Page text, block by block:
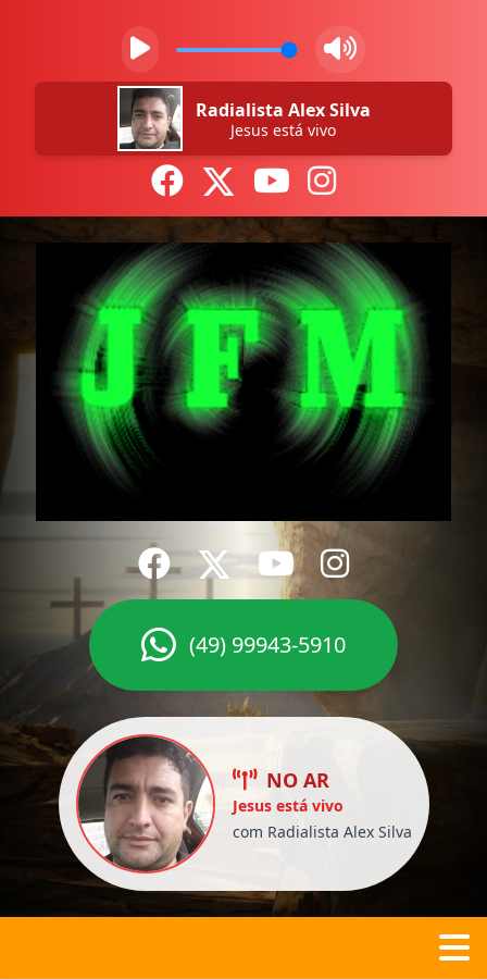
Radialista Alex Silva
Jesus está vivo
(49) 99943-5910
NO AR
Jesus está vivo
com Radialista Alex Silva